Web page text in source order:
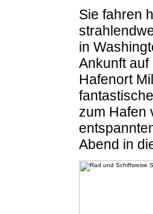
Sie fahren
in
Ankunft
Hafenort
zum Hafen
Abend in